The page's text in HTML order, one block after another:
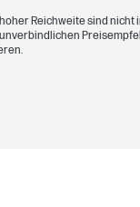
Reichweite sind